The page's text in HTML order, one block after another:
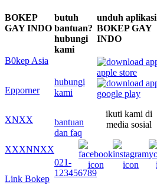
BOKEP
GAY INDO
B0kep Asia
Epporner
XNXX
XXXNNXX
Link Bokep
butuh
bantuan?
hubungi
kami
hubungi
kami
bantuan
dan faq
021-
123456789
unduh aplikasi
BOKEP GAY
INDO
ikuti kami di
media sosial